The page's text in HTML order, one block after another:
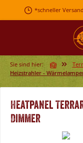
Zum Hauptinhalt springen
*schneller Versand
Sie sind hier:
Heizstrahler -
Heatpanel
Dimmer